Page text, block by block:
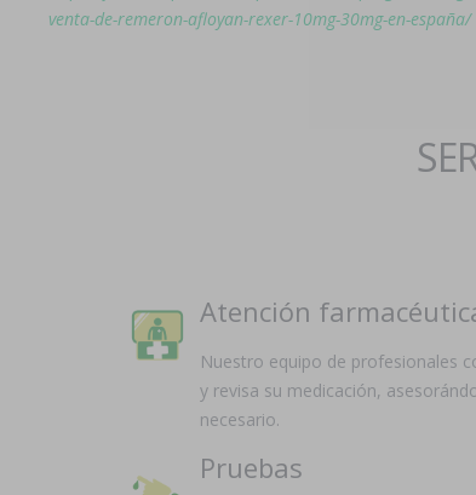
venta-de-remeron-afloyan-rexer-10mg-30mg-en-españa/
Atención
Nuestro equipo de profesionales
y revisa su medicación,
necesario.
Pruebas